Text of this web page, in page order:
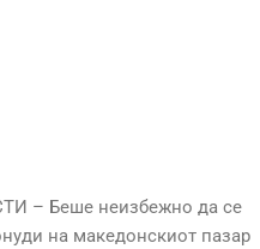
– Беше неизбежно да се
на македонскиот пазар